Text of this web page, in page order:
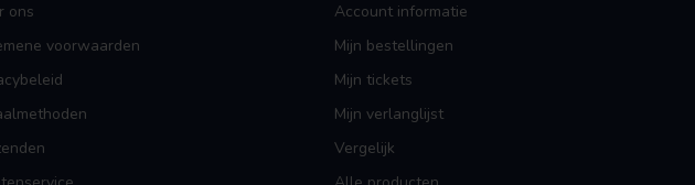
ons
voorwaarden
Account informatie
Mijn bestellingen
Mijn tickets
Mijn verlanglijst
Vergelijk